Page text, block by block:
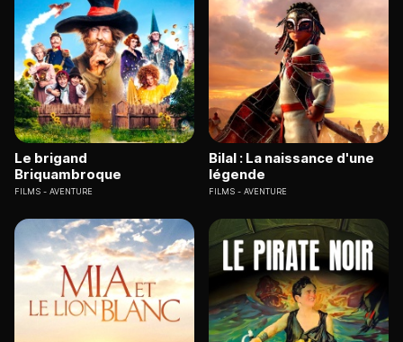
Le brigand
Briquambroque
FILMS AVENTURE
Bilal : La naissance d'une
légende
FILMS AVENTURE